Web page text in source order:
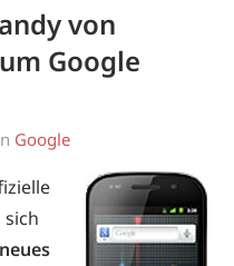
von
Google
Google
neues